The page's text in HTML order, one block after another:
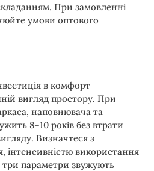
При замовленні
умови оптового
в комфорт
вигляд простору. При
наповнювача та
8–10 років без втрати
Визначтеся з
використання
три параметри звужують